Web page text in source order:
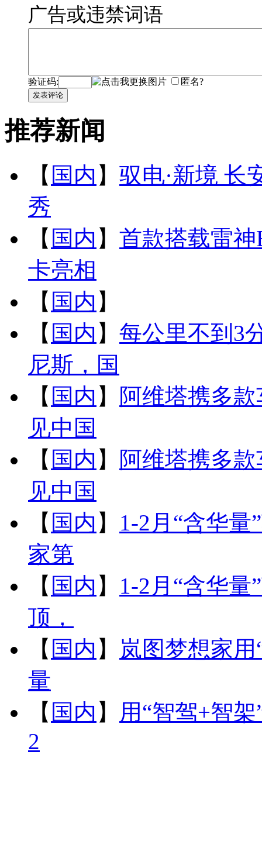
广告或违禁词语
验证码: 匿名?
发表评论
推荐新闻
【 国内 】 驭电·新境 长
秀
【 国内 】 首款搭载雷
卡亮相
【 国内 】
【 国内 】 每公里不到3
尼斯，国
【 国内 】 阿维塔携多
见中国
【 国内 】 阿维塔携多
见中国
【 国内 】 1-2月“含华
家第
【 国内 】 1-2月“含华
顶，
【 国内 】 岚图梦想家
量
【 国内 】 用“智驾+智
2